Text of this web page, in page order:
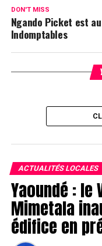
DON'T MISS
Ngando Picket est
Indomptables
ACTUALITÉS LOCALES
Yaoundé : le
Mimetala
édifice en